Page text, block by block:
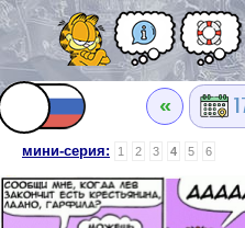
«
мини-серия: 1 2 3 4 5 6